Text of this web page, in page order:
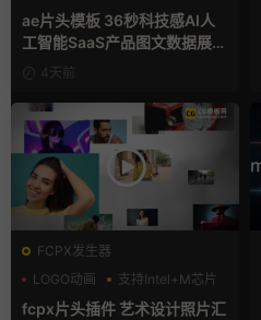
ae片头模板 36秒科技感AI人
工智能SaaS产品图文数据展示
宣传视频AE模板
4天前
FCPX发生器
LOGO动画
支持Intel+M芯片
汇聚
fcpx片头插件 艺术设计照片汇